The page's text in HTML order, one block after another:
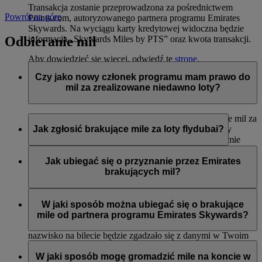
Transakcja zostanie przeprowadzona za pośrednictwem
Points.com, autoryzowanego partnera programu Emirates
Skywards. Na wyciągu karty kredytowej widoczna będzie
informacja „Skywards Miles by PTS” oraz kwota transakcji.
Aby dowiedzieć się więcej, odwiedź tę stronę.
Powrót na górę
Odbieranie mil
Czy jako nowy członek programu mam prawo do
mil za zrealizowane niedawno loty?
Tak, nowi członkowie mogą wnioskować o przyznanie mil za
loty liniami Emirates, flydubai oraz Qantas, które miały
miejsce do dwóch miesięcy przed rejestracją w programie
Emirates Skywards.
Jednak każda inna transakcja, np. loty z innymi liniami
zrealizowane przed rejestracją nie będą uprawniać do
przyznania lub pomnożenia mil.
Jak zgłosić brakujące mile za loty flydubai?
wniosek na stronie flydubai.com.
Jak ubiegać się o przyznanie przez Emirates
brakujących mil?
wniosek online. Mile można uzyskać tylko za kwalifikujące
się loty odbyte w ciągu sześciu miesięcy od daty podróży. Od
nazwisko na bilecie będzie zgadzało się z danymi w Twoim
W jaki sposób można ubiegać się o brakujące
mile od partnera programu Emirates Skywards?
zostało zasilone w ciągu trzech tygodni od daty transakcji.
W jaki sposób mogę gromadzić mile na koncie w